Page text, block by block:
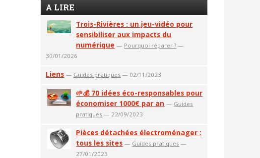
A LIRE
Trois-Rivières : un jeu-vidéo pour
sensibiliser aux impacts du
numérique — Pourquoi réparer ? —
30/01/2026
Liens — Guides pratiques — 02/11/2023
🌱💰 70 idées éco-responsables pour
économiser 1000€ par an — Guides
pratiques — 22/09/2023
Pièces détachées électroménager :
tous les sites — Guides pratiques —
27/01/2023